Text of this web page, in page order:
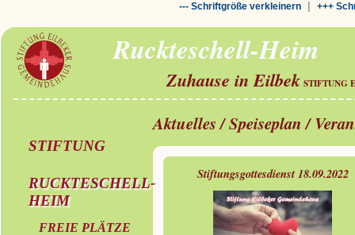
--- Schriftgröße verkleinern| +++
Ruckteschell-Heim
Zuhause in Eilbek STIFTUNG
STIFTUNG
RUCKTESCHELL-
HEIM
FREIE PLÄTZE
Aktuelles / Speiseplan /
Stiftungsgottesdienst 18.09.2022